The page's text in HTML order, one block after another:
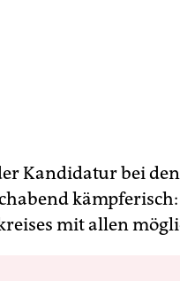
Kandidatur bei
mit allen